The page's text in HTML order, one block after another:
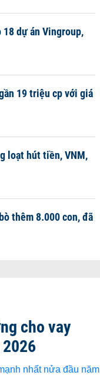
dự án Vingroup,
19 triệu cp với giá
loạt hút tiền, VNM,
thêm 8.000 con, đã
cho vay